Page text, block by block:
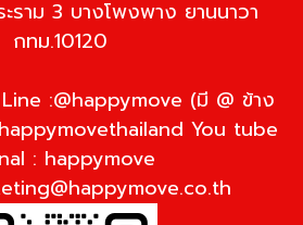
ราม 3 บางโพงพาง ยานนาวา
กทม.10120
:@happymove (มี @ ข้าง
You tube
: happymove